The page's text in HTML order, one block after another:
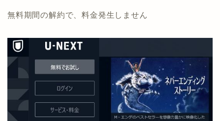
無料期間の解約で、料金発生しません